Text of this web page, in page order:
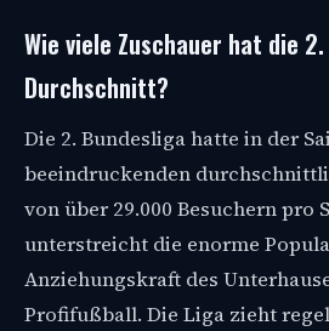
Wie viele Zuschauer hat die
Durchschnitt?
Die 2. Bundesliga hatte in der
beeindruckenden
von über 29.000 Besuchern pro
unterstreicht die enorme
Anziehungskraft des
Profifußball. Die Liga zieht